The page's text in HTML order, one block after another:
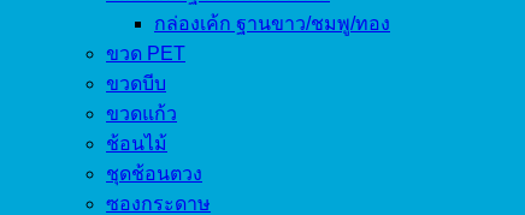
กล่องเค้ก ฐานขาว/ชมพู/ทอง
ขวด PET
ขวดบีบ
ขวดแก้ว
ช้อนไม้
ชุดช้อนตวง
ซองกระดาษ